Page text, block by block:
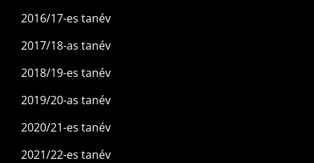
2016/17-es tanév
2017/18-as tanév
2018/19-es tanév
2019/20-as tanév
2020/21-es tanév
2021/22-es tanév